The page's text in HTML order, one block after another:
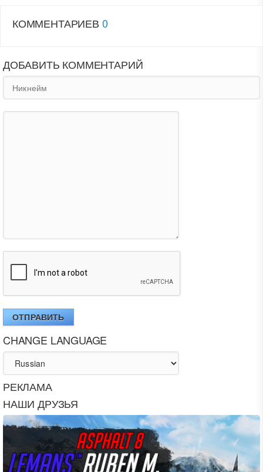
КОММЕНТАРИЕВ 0
ДОБАВИТЬ КОММЕНТАРИЙ
ОТПРАВИТЬ
CHANGE LANGUAGE
РЕКЛАМА
НАШИ ДРУЗЬЯ